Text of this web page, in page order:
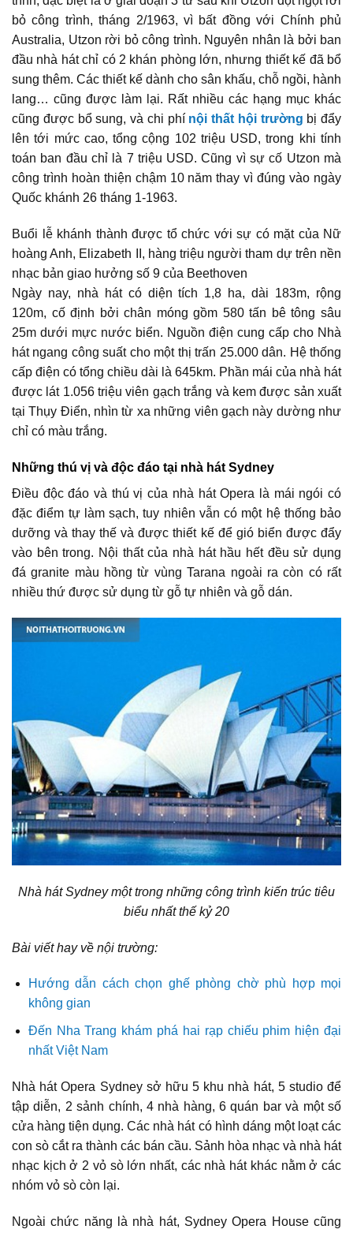
bỏ công trình, tháng 2/1963, vì bất đồng với Chính phủ
Australia, Utzon rời bỏ công trình. Nguyên nhân là bởi ban
đầu nhà hát chỉ có 2 khán phòng lớn, nhưng thiết kế đã bổ
sung thêm. Các thiết kế dành cho sân khấu, chỗ ngồi, hành
lang… cũng được làm lại. Rất nhiều các hạng mục khác
cũng được bổ sung, và chi phí nội thất hội trường bị đẩy
lên tới mức cao, tổng cộng 102 triệu USD, trong khi tính
toán ban đầu chỉ là 7 triệu USD. Cũng vì sự cố Utzon mà
công trình hoàn thiện chậm 10 năm thay vì đúng vào ngày
Quốc khánh 26 tháng 1-1963.
Buổi lễ khánh thành được tổ chức với sự có mặt của Nữ
hoàng Anh, Elizabeth II, hàng triệu người tham dự trên nền
nhạc bản giao hưởng số 9 của Beethoven
Ngày nay, nhà hát có diện tích 1,8 ha, dài 183m, rộng
120m, cố định bởi chân móng gồm 580 tấn bê tông sâu
25m dưới mực nước biển. Nguồn điện cung cấp cho Nhà
hát ngang công suất cho một thị trấn 25.000 dân. Hệ thống
cấp điện có tổng chiều dài là 645km. Phần mái của nhà hát
được lát 1.056 triệu viên gạch trắng và kem được sản xuất
tại Thụy Điển, nhìn từ xa những viên gạch này dường như
chỉ có màu trắng.
Những thú vị và độc đáo tại nhà hát Sydney
Điều độc đáo và thú vị của nhà hát Opera là mái ngói có
đặc điểm tự làm sạch, tuy nhiên vẫn có một hệ thống bảo
dưỡng và thay thế và được thiết kế để gió biển được đẩy
vào bên trong. Nội thất của nhà hát hầu hết đều sử dụng
đá granite màu hồng từ vùng Tarana ngoài ra còn có rất
nhiều thứ được sử dụng từ gỗ tự nhiên và gỗ dán.
Nhà hát Sydney một trong những công trình kiến trúc tiêu
biểu nhất thế kỷ 20
Bài viết hay về nội trường:
Hướng dẫn cách chọn ghế phòng chờ phù hợp mọi
không gian
Đến Nha Trang khám phá hai rạp chiếu phim hiện đại
nhất Việt Nam
Nhà hát Opera Sydney sở hữu 5 khu nhà hát, 5 studio để
tập diễn, 2 sảnh chính, 4 nhà hàng, 6 quán bar và một số
cửa hàng tiện dụng. Các nhà hát có hình dáng một loạt các
con sò cắt ra thành các bán cầu. Sảnh hòa nhạc và nhà hát
nhạc kịch ở 2 vỏ sò lớn nhất, các nhà hát khác nằm ở các
nhóm vỏ sò còn lại.
Ngoài chức năng là nhà hát, Sydney Opera House cũng